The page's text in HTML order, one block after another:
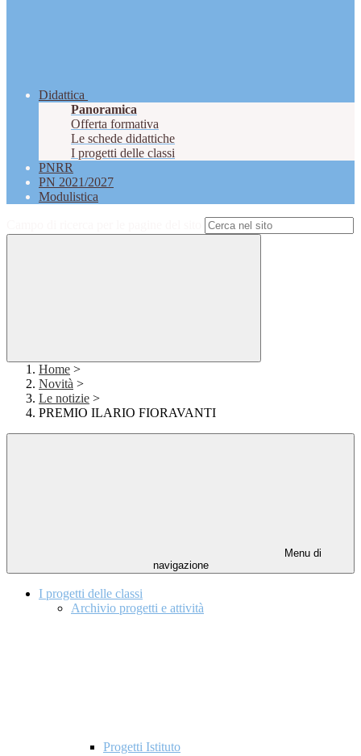
Didattica
Panoramica
Offerta formativa
Le schede didattiche
I progetti delle classi
PNRR
PN 2021/2027
Modulistica
Home >
Novità >
Le notizie >
PREMIO ILARIO FIORAVANTI
Menu di
navigazione
I progetti delle classi
Archivio progetti e attività
Progetti Istituto